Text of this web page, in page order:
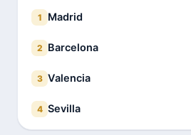
1 Madrid
2 Barcelona
3 Valencia
4 Sevilla